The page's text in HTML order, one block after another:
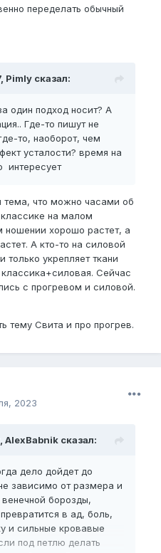
переделать обычный
Pimly сказал:
один подход носит? А
Где-то пишут не
то, наоборот, чем
усталости? время на
интересует
тема, что можно часами об
на малом
ношении хорошо растет, а
А кто-то на силовой
только укрепляет ткани
Сейчас
с прогревом и силовой.
тему Свита и про прогрев.
2023
сказал:
дело дойдет до
зависимо от размера и
борозды,
в ад, боль,
и сильные кровавые
под петлю делать